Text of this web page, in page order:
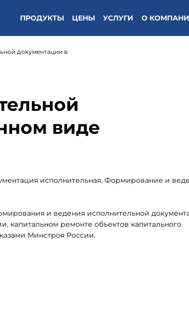
ПРОДУКТЫ ЦЕНЫ УСЛУГИ О
документации в
виде
исполнительная. Формирование и
и ведения исполнительной
капитальном ремонте объектов капитального
Минстроя России.